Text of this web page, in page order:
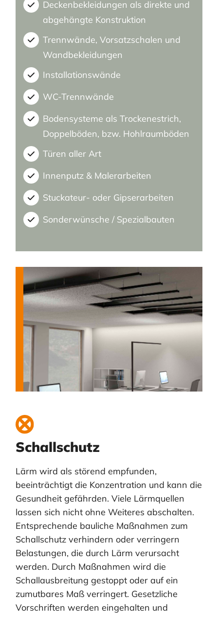
Deckenbekleidungen als direkte und
abgehängte Konstruktion
Trennwände, Vorsatzschalen und
Wandbekleidungen
Installationswände
WC-Trennwände
Bodensysteme als Trockenestrich,
Doppelböden, bzw. Hohlraumböden
Türen aller Art
Innenputz & Malerarbeiten
Stuckateur- oder Gipserarbeiten
Sonderwünsche / Spezialbauten
Schallschutz
Lärm wird als störend empfunden,
beeinträchtigt die Konzentration und kann die
Gesundheit gefährden. Viele Lärmquellen
lassen sich nicht ohne Weiteres abschalten.
Entsprechende bauliche Maßnahmen zum
Schallschutz verhindern oder verringern
Belastungen, die durch Lärm verursacht
werden. Durch Maßnahmen wird die
Schallausbreitung gestoppt oder auf ein
zumutbares Maß verringert. Gesetzliche
Vorschriften werden eingehalten und